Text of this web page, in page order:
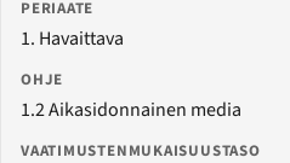
PERIAATE
1. Havaittava
OHJE
1.2 Aikasidonnainen media
VAATIMUSTENMUKAISUUSTASO